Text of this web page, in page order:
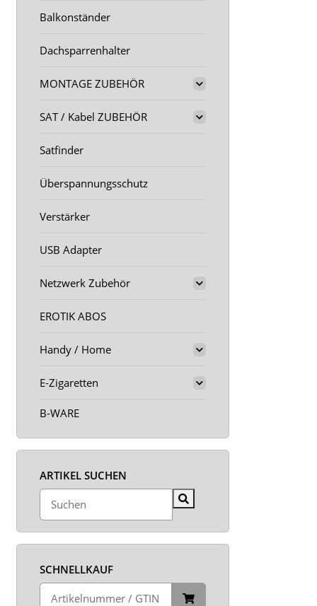
Balkonständer
Dachsparrenhalter
MONTAGE ZUBEHÖR
SAT / Kabel ZUBEHÖR
Satfinder
Überspannungsschutz
Verstärker
USB Adapter
Netzwerk Zubehör
EROTIK ABOS
Handy / Home
E-Zigaretten
B-WARE
ARTIKEL SUCHEN
SCHNELLKAUF